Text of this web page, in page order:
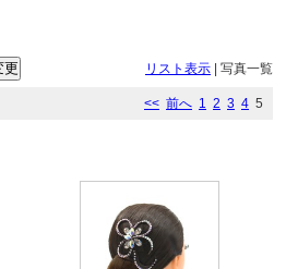
リスト表示 写真一覧
<< 前へ 1 2 3 4 5